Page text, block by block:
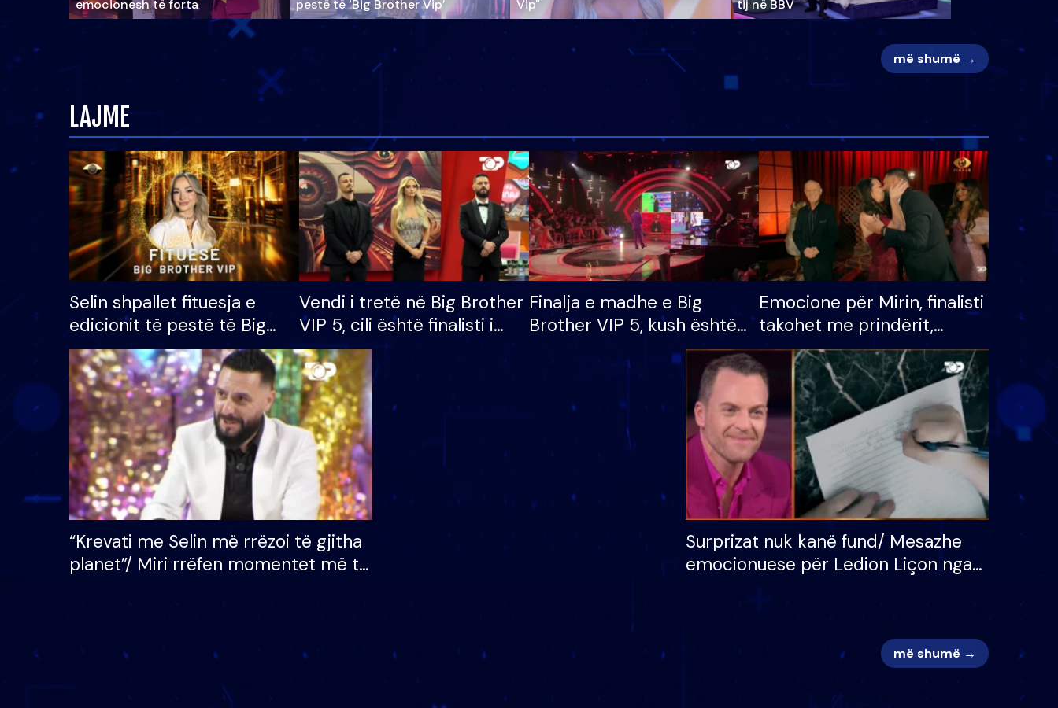
emocionesh të forta
pestë të ‘Big Brother Vip’
Vip"
tij në BBV
më shumë →
LAJME
Selin shpallet fituesja e
edicionit të pestë të Big
Brother VIP, rrëmben
çmimin e madh prej 100
mijë eurosh
Vendi i tretë në Big Brother
VIP 5, cili është finalisti i
radhës që lë shtëpinë
Finalja e madhe e Big
Brother VIP 5, kush është
banori i parë që lë shtëpinë
dhe humb mundësinë për
të fituar çmimin e madh
Emocione për Mirin, finalisti
takohet me prindërit,
vajzën dhe bashkëshorten:
S’kemi ndonjë letër divorci
apo jo?
“Krevati me Selin më rrëzoi të gjitha
planet”/ Miri rrëfen momentet më të
mungojë zilja e mëngjesit kur…
Surprizat nuk kanë fund/ Mesazhe
emocionuese për Ledion Liçon nga
më shumë →